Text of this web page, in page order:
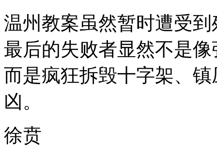
温州教案虽然暂时遭受
最后的失败者显然不是
而是疯狂拆毁十字架、
凶。
徐贲